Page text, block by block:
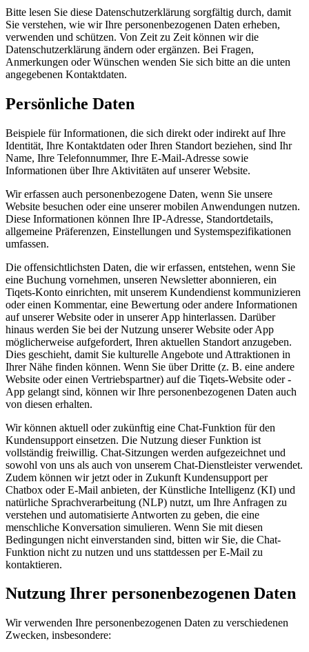
Bitte lesen Sie diese Datenschutzerklärung sorgfältig durch, damit
Sie verstehen, wie wir Ihre personenbezogenen Daten erheben,
verwenden und schützen. Von Zeit zu Zeit können wir die
Datenschutzerklärung ändern oder ergänzen. Bei Fragen,
Anmerkungen oder Wünschen wenden Sie sich bitte an die unten
angegebenen Kontaktdaten.
Persönliche Daten
Beispiele für Informationen, die sich direkt oder indirekt auf Ihre
Identität, Ihre Kontaktdaten oder Ihren Standort beziehen, sind Ihr
Name, Ihre Telefonnummer, Ihre E-Mail-Adresse sowie
Informationen über Ihre Aktivitäten auf unserer Website.
Wir erfassen auch personenbezogene Daten, wenn Sie unsere
Website besuchen oder eine unserer mobilen Anwendungen nutzen.
Diese Informationen können Ihre IP-Adresse, Standortdetails,
allgemeine Präferenzen, Einstellungen und Systemspezifikationen
umfassen.
Die offensichtlichsten Daten, die wir erfassen, entstehen, wenn Sie
eine Buchung vornehmen, unseren Newsletter abonnieren, ein
Tiqets-Konto einrichten, mit unserem Kundendienst kommunizieren
oder einen Kommentar, eine Bewertung oder andere Informationen
auf unserer Website oder in unserer App hinterlassen. Darüber
hinaus werden Sie bei der Nutzung unserer Website oder App
möglicherweise aufgefordert, Ihren aktuellen Standort anzugeben.
Dies geschieht, damit Sie kulturelle Angebote und Attraktionen in
Ihrer Nähe finden können. Wenn Sie über Dritte (z. B. eine andere
Website oder einen Vertriebspartner) auf die Tiqets-Website oder -
App gelangt sind, können wir Ihre personenbezogenen Daten auch
von diesen erhalten.
Wir können aktuell oder zukünftig eine Chat-Funktion für den
Kundensupport einsetzen. Die Nutzung dieser Funktion ist
vollständig freiwillig. Chat-Sitzungen werden aufgezeichnet und
sowohl von uns als auch von unserem Chat-Dienstleister verwendet.
Zudem können wir jetzt oder in Zukunft Kundensupport per
Chatbox oder E-Mail anbieten, der Künstliche Intelligenz (KI) und
natürliche Sprachverarbeitung (NLP) nutzt, um Ihre Anfragen zu
verstehen und automatisierte Antworten zu geben, die eine
menschliche Konversation simulieren. Wenn Sie mit diesen
Bedingungen nicht einverstanden sind, bitten wir Sie, die Chat-
Funktion nicht zu nutzen und uns stattdessen per E-Mail zu
kontaktieren.
Nutzung Ihrer personenbezogenen Daten
Wir verwenden Ihre personenbezogenen Daten zu verschiedenen
Zwecken, insbesondere: